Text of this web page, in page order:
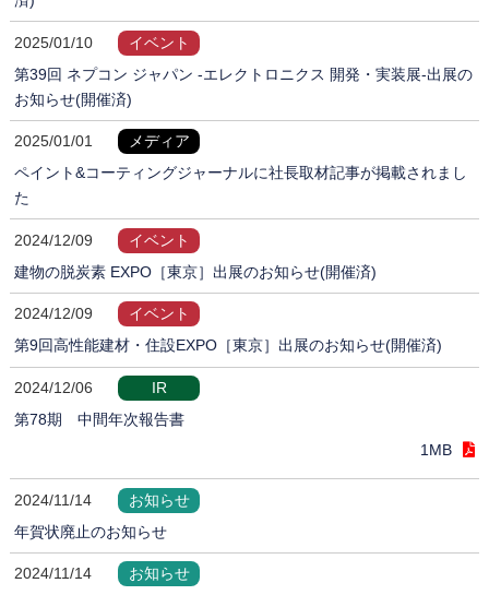
2025/01/10
イベント
第39回 ネプコン ジャパン -エレクトロニクス 開発・実装展-出展の
お知らせ(開催済)
2025/01/01
メディア
ペイント&コーティングジャーナルに社長取材記事が掲載されまし
た
2024/12/09
イベント
建物の脱炭素 EXPO［東京］出展のお知らせ(開催済)
2024/12/09
イベント
第9回高性能建材・住設EXPO［東京］出展のお知らせ(開催済)
2024/12/06
IR
第78期 中間年次報告書
1MB
2024/11/14
お知らせ
年賀状廃止のお知らせ
2024/11/14
お知らせ